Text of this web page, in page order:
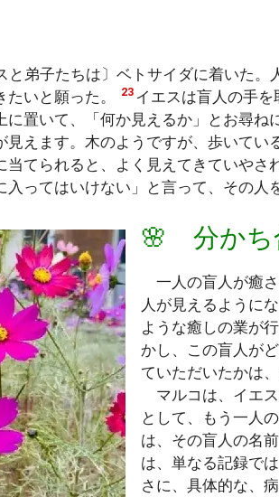
と弟子たちは〕ベトサイダに着いた
いと願った。
23 イエスは盲人の手
に置いて、「何か見えるか」とお尋ね
見えます。木のようですが、歩いてい
当てられると、よく見えてきていやさ
ってはいけない」と言って、その人
🌸 分かち
一人の盲人が癒
人が見えるように
ような癒しの業が
かし、この盲人が
ていただいたかは
マルコは、イエ
として、もう一人
は、その盲人の名
は、単なる記録で
さに、具体的な、